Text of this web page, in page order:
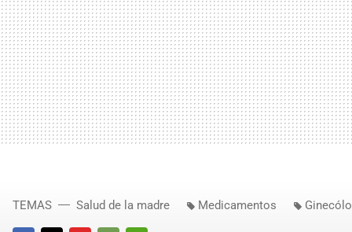
TEMAS Salud de la madre Medicamentos